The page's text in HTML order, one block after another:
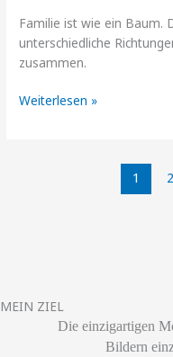
Familie ist wie ein Baum.
unterschiedliche
zusammen.
Weiterlesen »
1 2
MEIN ZIEL
Die einzigartigen
Bildern